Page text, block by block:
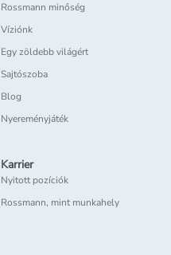
Rossmann minőség
Víziónk
Egy zöldebb világért
Sajtószoba
Blog
Nyereményjáték
Karrier
Nyitott pozíciók
Rossmann, mint munkahely